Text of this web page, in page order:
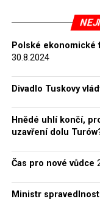
materiálů, které po
především
Bezpieczeństwa,
kontrarozvědky
Polskiego –
Sztabu
WP).
Kromě toho se do
které se týkají
Polské
30.8.2024
Divadlo Tuskovy
Hnědé uhlí končí,
uzavření dolu
Čas pro nové vůdce
Ministr